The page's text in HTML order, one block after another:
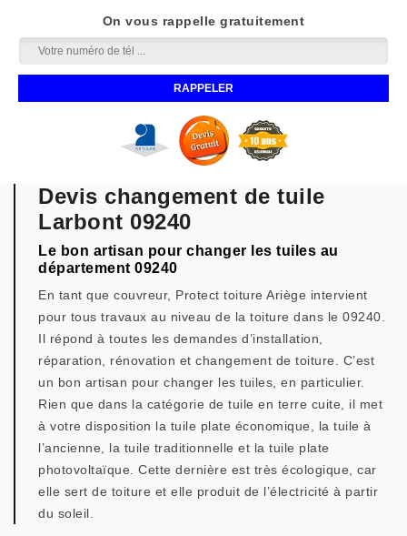
On vous rappelle gratuitement
Devis changement de tuile
Larbont 09240
Le bon artisan pour changer les tuiles au
département 09240
En tant que couvreur, Protect toiture Ariège intervient
pour tous travaux au niveau de la toiture dans le 09240.
Il répond à toutes les demandes d’installation,
réparation, rénovation et changement de toiture. C’est
un bon artisan pour changer les tuiles, en particulier.
Rien que dans la catégorie de tuile en terre cuite, il met
à votre disposition la tuile plate économique, la tuile à
l’ancienne, la tuile traditionnelle et la tuile plate
photovoltaïque. Cette dernière est très écologique, car
elle sert de toiture et elle produit de l’électricité à partir
du soleil.